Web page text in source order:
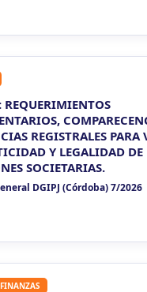
REQUERIMIENTOS
REGISTRALES PARA
Y LEGALIDAD DE
SOCIETARIAS.
DGIPJ (Córdoba) 7/2026